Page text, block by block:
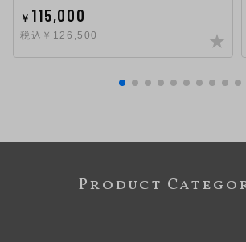
￥ 115,000
税込￥126,500
Product